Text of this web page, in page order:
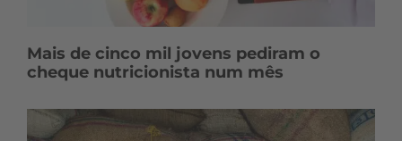
Mais de cinco mil jovens pediram o
cheque nutricionista num mês